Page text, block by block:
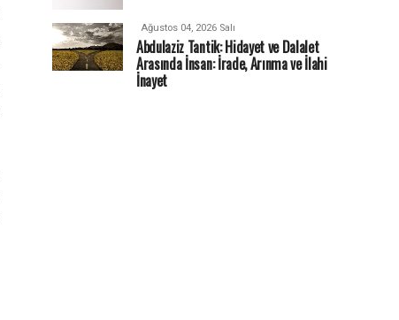
Ağustos 04, 2026 Salı
Abdulaziz Tantik: Hidayet ve Dalalet
Arasında İnsan: İrade, Arınma ve İlahi
İnayet